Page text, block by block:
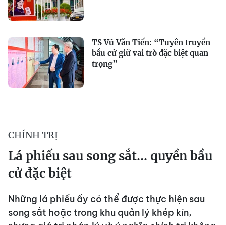
TS Vũ Văn Tiến: “Tuyên truyền
bầu cử giữ vai trò đặc biệt quan
trọng”
CHÍNH TRỊ
Lá phiếu sau song sắt... quyền bầu
cử đặc biệt
Những lá phiếu ấy có thể được thực hiện sau
song sắt hoặc trong khu quản lý khép kín,